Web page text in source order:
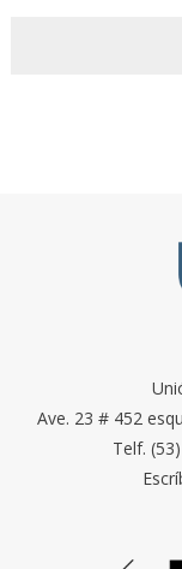
Ave. 23 # 452
Telf.